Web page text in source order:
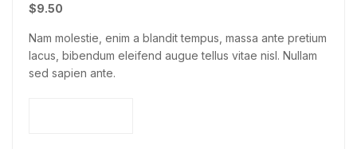
$9.50
Nam molestie, enim a blandit tempus, massa ante pretium
lacus, bibendum eleifend augue tellus vitae nisl. Nullam
sed sapien ante.